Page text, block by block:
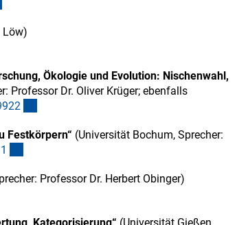
Löw)
Ökologie und Evolution: Nischenwahl,
Professor Dr. Oliver Krüger; ebenfalls
2
Festkörpern“ (Universität Bochum, Sprecher:
1
Professor Dr. Herbert Obinger)
Kategorisierung“ (Universität Gießen,